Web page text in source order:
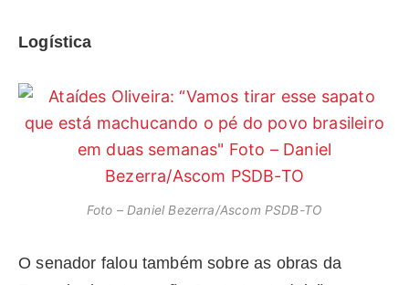
Logística
Foto – Daniel Bezerra/Ascom PSDB-TO
O senador falou também sobre as obras da